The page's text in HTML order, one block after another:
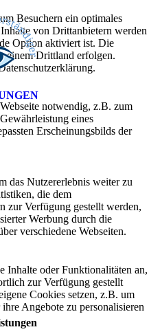
Besuchern ein optimales
von Drittanbietern werden
Option aktiviert ist. Die
einem Drittland erfolgen.
notwendig, z.B. zum
eines
Erscheinungsbilds der
das Nutzererlebnis weiter zu
die dem
zur Verfügung gestellt werden,
Werbung durch die
verschiedene Webseiten.
Inhalte oder Funktionalitäten an,
zur Verfügung gestellt
Cookies setzen, z.B. um
Angebote zu personalisieren